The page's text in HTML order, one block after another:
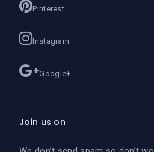
Pinterest
Instagram
Google+
Join us on